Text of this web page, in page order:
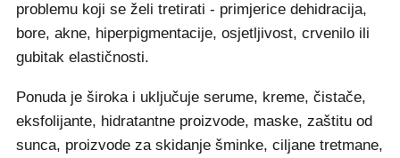
problemu koji se želi tretirati - primjerice dehidracija,
bore, akne, hiperpigmentacije, osjetljivost, crvenilo ili
gubitak elastičnosti.
Ponuda je široka i uključuje serume, kreme, čistače,
eksfolijante, hidratantne proizvode, maske, zaštitu od
sunca, proizvode za skidanje šminke, ciljane tretmane,